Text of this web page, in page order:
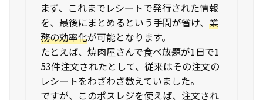
まず、これまでレシートで発行された情報
を、最後にまとめるという手間が省け、 業
務の効率化が可能となります。
たとえば、焼肉屋さんで食べ放題が1日で1
53件注文されたとして、従来はその注文の
レシートをわざわざ数えていました。
ですが、このポスレジを使えば、注文され